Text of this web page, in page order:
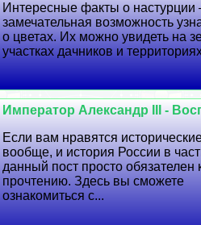
Интересные факты о настурции
замечательная возможность
о цветах. Их можно увидеть на
участках дачников и
Император Александр III -
Если вам нравятся
вообще, и история России в
данный пост просто обязателен
прочтению. Здесь вы сможете
ознакомиться с...